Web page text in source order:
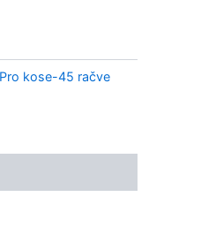
kose-45 račve